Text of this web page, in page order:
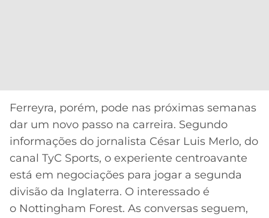
MELHORES
CASSINOS
ONLINE
2026
INTERNACIONAL
GRÊMIO
ATLÉTICO
MG
DOS
CAMPEÕES
LALIGA
Ferreyra, porém, pode nas próximas semanas
dar um novo passo na carreira. Segundo
informações do jornalista César Luis Merlo, do
canal TyC Sports, o experiente centroavante
está em negociações para jogar a segunda
divisão da Inglaterra. O interessado é
o Nottingham Forest. As conversas seguem,